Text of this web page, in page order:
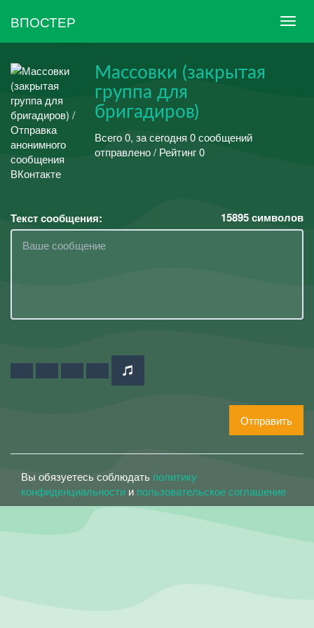
ВПОСТЕР
Массовки (закрытая
группа для
бригадиров)
Всего 0, за сегодня 0 сообщений
отправлено / Рейтинг 0
Текст сообщения: 15895символов
Отправить
Вы обязуетесь соблюдать политику
конфиденциальности и пользовательское соглашение